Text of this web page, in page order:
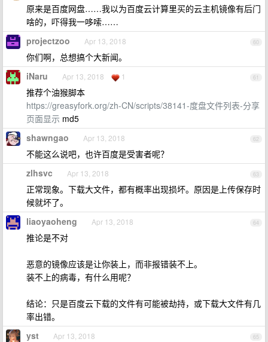
原来是百度网盘……我以为百度云计算里买的云主机镜像有后门
啥的，吓得我一哆嗦……
60
projectzoo Apr 13, 2018
你们啊，总想搞个大新闻。
61
iNaru Apr 13, 2018 1
推荐个油猴脚本
https://greasyfork.org/zh-CN/scripts/38141-度盘文件列表-分享
页面显示 md5
62
shawngao Apr 13, 2018
不能这么说吧，也许百度是受害者呢？
63
zlhsvc Apr 13, 2018
正常现象。下载大文件，都有概率出现损坏。原因是上传保存时
候就坏了。
64
liaoyaoheng Apr 13, 2018
推论是不对
恶意的镜像应该是让你装上，而非报错装不上。
装不上的病毒，有什么用呢？
结论：只是百度云下载的文件有可能被劫持，或下载大文件有几
率出错。
65
yst Apr 13, 2018